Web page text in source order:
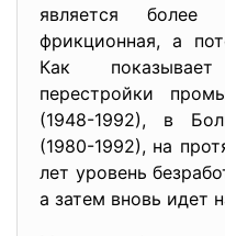
является более
фрикционная, а
Как
перестройки
(1948-1992), в
(1980-1992), на
лет уровень
а затем вновь идет